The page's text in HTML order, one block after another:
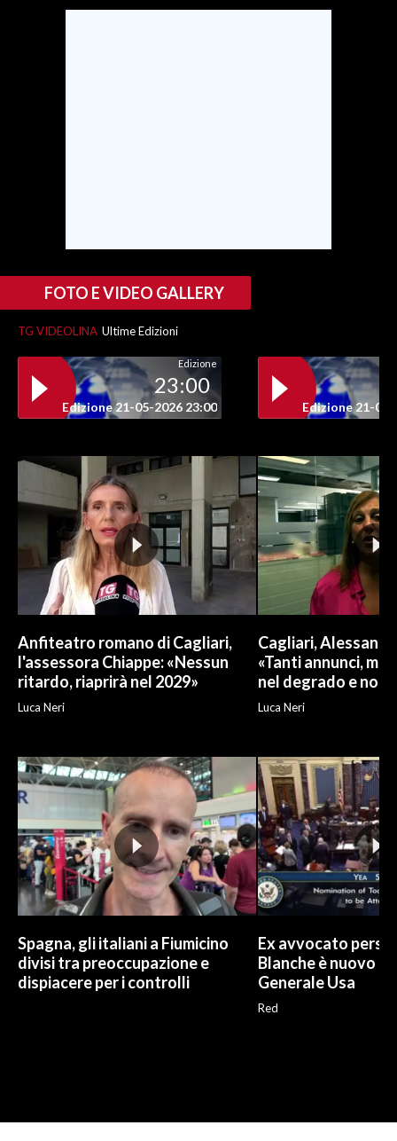
FOTO E VIDEO GALLERY
TG VIDEOLINA Ultime Edizioni
Edizione
23:00
Edizione 21-05-2026 23:00 Edizione 21-05-
Anfiteatro romano di Cagliari,
l'assessora Chiappe: «Nessun
ritardo, riaprirà nel 2029»
Luca Neri
Cagliari,
«Tanti annunci,
nel degrado e non
Luca Neri
Spagna, gli italiani a Fiumicino
divisi tra preoccupazione e
dispiacere per i controlli
Ex avvocato
Blanche è nuovo
Generale Usa
Red